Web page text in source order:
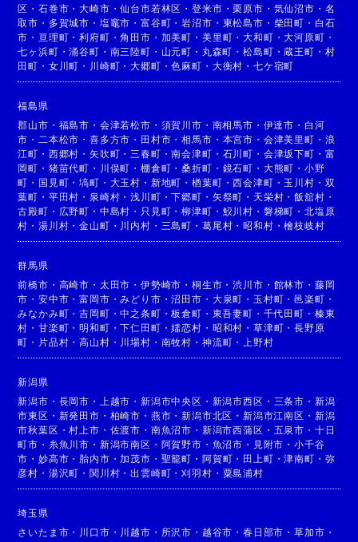
区 ・石巻市 ・大崎市 ・仙台市若林区 ・登米市 ・栗原市 ・ 気仙沼市 ・ 名
取市 ・ 多賀城市 ・ 塩竈市 ・富谷町 ・岩沼市 ・ 東松島市 ・ 柴田町 ・ 白石
市 ・ 亘理町 ・利府町 ・角田市 ・ 加美町 ・ 美里町 ・大和町 ・大河原町 ・
七ヶ浜町 ・涌谷町 ・ 南三陸町 ・ 山元町 ・ 丸森町 ・松島町 ・蔵王町 ・ 村
田町 ・ 女川町 ・ 川崎町 ・大郷町 ・色麻町 ・ 大衡村 ・ 七ケ宿町
福島県
郡山市 ・ 福島市 ・ 会津若松市 ・ 須賀川市 ・ 南相馬市 ・ 伊達市 ・ 白河
市 ・ 二本松市 ・喜多方市 ・ 田村市 ・相馬市 ・ 本宮市 ・ 会津美里町 ・ 浪
江町 ・ 西郷村 ・矢吹町 ・ 三春町 ・南会津町 ・ 石川町 ・ 会津坂下町 ・ 富
岡町 ・ 猪苗代町 ・ 川俣町 ・棚倉町 ・桑折町 ・ 鏡石町 ・ 大熊町 ・ 小野
町 ・ 国見町 ・塙町 ・ 大玉村 ・ 新地町 ・楢葉町 ・西会津町 ・ 玉川村 ・ 双
葉町 ・ 平田村 ・ 泉崎村 ・浅川町 ・下郷町 ・ 矢祭町 ・ 天栄村 ・飯舘村 ・
古殿町 ・ 広野町 ・ 中島村 ・ 只見町 ・柳津町 ・ 鮫川村 ・ 磐梯町 ・ 北塩原
村 ・湯川村 ・金山町 ・ 川内村 ・ 三島町 ・ 葛尾村 ・昭和村 ・檜枝岐村
群馬県
前橋市 ・ 高崎市 ・ 太田市 ・伊勢崎市 ・桐生市 ・渋川市 ・ 館林市 ・ 藤岡
市 ・安中市 ・富岡市 ・みどり市 ・沼田市 ・ 大泉町 ・ 玉村町 ・邑楽町 ・
みなかみ町 ・吉岡町 ・中之条町 ・板倉町 ・ 東吾妻町 ・ 千代田町 ・ 榛東
村 ・甘楽町 ・明和町 ・下仁田町 ・嬬恋村 ・ 昭和村 ・ 草津町 ・長野原
町 ・ 片品村 ・高山村 ・ 川場村 ・ 南牧村 ・ 神流町 ・ 上野村
新潟県
新潟市 ・ 長岡市 ・ 上越市 ・新潟市中央区 ・ 新潟市西区 ・ 三条市 ・ 新潟
市東区 ・ 新発田市 ・ 柏崎市 ・ 燕市 ・新潟市北区 ・新潟市江南区 ・ 新潟
市秋葉区 ・村上市 ・ 佐渡市 ・ 南魚沼市 ・ 新潟市西蒲区 ・ 五泉市 ・ 十日
町市 ・ 糸魚川市 ・ 新潟市南区 ・ 阿賀野市 ・ 魚沼市 ・ 見附市 ・小千谷
市 ・妙高市 ・ 胎内市 ・加茂市 ・ 聖籠町 ・ 阿賀町 ・ 田上町 ・津南町 ・ 弥
彦村 ・ 湯沢町 ・関川村 ・出雲崎町 ・刈羽村 ・ 粟島浦村
埼玉県
さいたま市 ・ 川口市 ・ 川越市 ・ 所沢市 ・ 越谷市 ・春日部市 ・草加市 ・